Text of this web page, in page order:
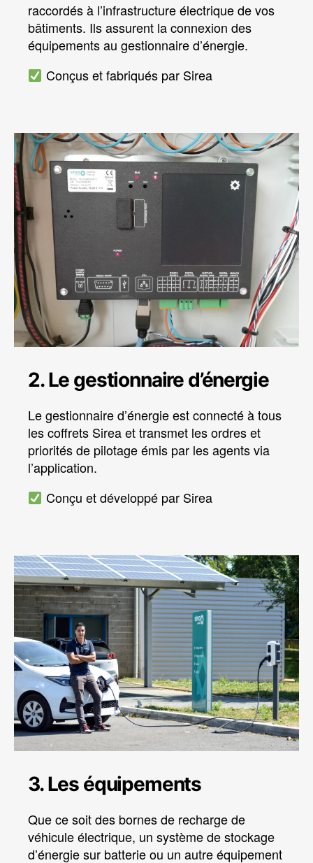
raccordés à l’infrastructure électrique de vos
bâtiments. Ils assurent la connexion des
équipements au gestionnaire d’énergie.
Conçus et fabriqués par Sirea
2. Le gestionnaire d’énergie
Le gestionnaire d’énergie est connecté à tous
les coffrets Sirea et transmet les ordres et
priorités de pilotage émis par les agents via
l’application.
Conçu et développé par Sirea
3. Les équipements
Que ce soit des bornes de recharge de
véhicule électrique, un système de stockage
d’énergie sur batterie ou un autre équipement